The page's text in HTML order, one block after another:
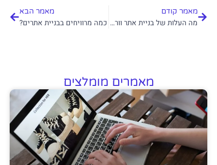
מאמר קודם
מה העלות של בניית אתר וורדפרס?
מאמר הבא
כמה מרוויחים בבניית אתרים?
מאמרים מומלצים